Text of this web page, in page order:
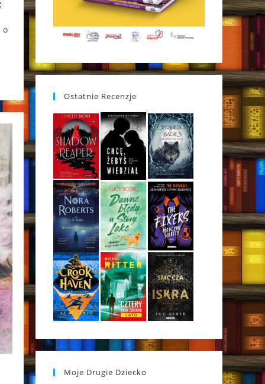
o
Ostatnie Recenzje
Moje Drugie Dziecko